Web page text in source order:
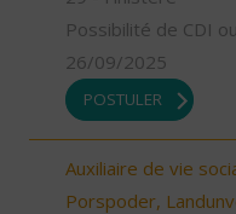
Possibilité de CDI
26/09/2025
POSTULER
Auxiliaire de vie
Porspoder,